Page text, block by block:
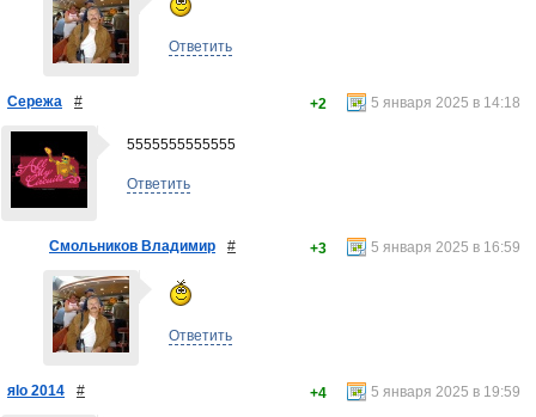
Ответить
Сережа # 5 января 2025 в 14:18
+2
5555555555555
Ответить
Смольников Владимир # 5 января 2025 в 16:59
+3
Ответить
яlo 2014 # 5 января 2025 в 19:59
+4